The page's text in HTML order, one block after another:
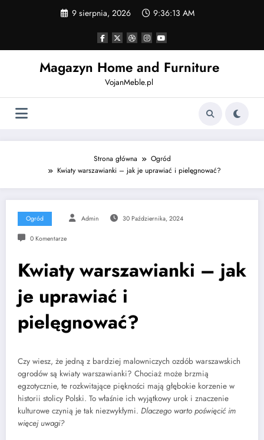
9 sierpnia, 2026 9:36:14 AM
Magazyn Home and Furniture
VojanMeble.pl
Strona główna
Ogród
Kwiaty warszawianki – jak je uprawiać i pielęgnować?
Ogród Admin 30 Października, 2024
0 Komentarze
Kwiaty warszawianki – jak
je uprawiać i
pielęgnować?
Czy wiesz, że jedną z bardziej malowniczych ozdób warszawskich
ogrodów są kwiaty warszawianki? Chociaż może brzmią
egzotycznie, te rozkwitające piękności mają głębokie korzenie w
historii stolicy Polski. To właśnie ich wyjątkowy urok i znaczenie
kulturowe czynią je tak niezwykłymi. Dlaczego warto poświęcić im
więcej uwagi?